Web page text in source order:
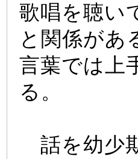
歌唱を聴い
と関係があ
言葉では上
る。
話を幼少